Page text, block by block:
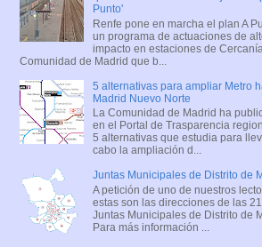
Punto'
Renfe pone en marcha el plan A
un programa de actuaciones de
impacto en estaciones de
Comunidad de Madrid que b...
5 alternativas para ampliar Metro
Madrid Nuevo Norte
La Comunidad de Madrid ha
en el Portal de Trasparencia
5 alternativas que estudia para
cabo la ampliación d...
Juntas Municipales de Distrito de
A petición de uno de nuestros
estas son las direcciones de las 21
Juntas Municipales de Distrito de
Para más información ...